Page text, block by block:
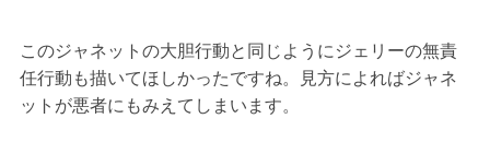
このジャネットの大胆行動と同じようにジェリーの無責
任行動も描いてほしかったですね。見方によればジャネ
ットが悪者にもみえてしまいます。